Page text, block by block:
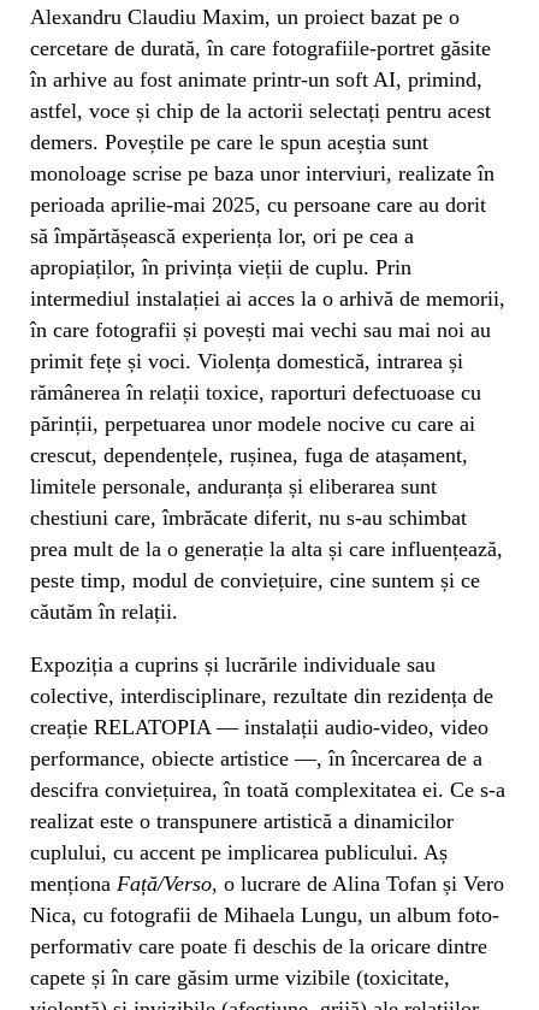
Alexandru Claudiu Maxim, un proiect bazat pe o
cercetare de durată, în care fotografiile-portret găsite
în arhive au fost animate printr-un soft AI, primind,
astfel, voce și chip de la actorii selectați pentru acest
demers. Poveștile pe care le spun aceștia sunt
monoloage scrise pe baza unor interviuri, realizate în
perioada aprilie-mai 2025, cu persoane care au dorit
să împărtășească experiența lor, ori pe cea a
apropiaților, în privința vieții de cuplu. Prin
intermediul instalației ai acces la o arhivă de memorii,
în care fotografii și povești mai vechi sau mai noi au
primit fețe și voci. Violența domestică, intrarea și
rămânerea în relații toxice, raporturi defectuoase cu
părinții, perpetuarea unor modele nocive cu care ai
crescut, dependențele, rușinea, fuga de atașament,
limitele personale, anduranța și eliberarea sunt
chestiuni care, îmbrăcate diferit, nu s-au schimbat
prea mult de la o generație la alta și care influențează,
peste timp, modul de conviețuire, cine suntem și ce
căutăm în relații.
Expoziția a cuprins și lucrările individuale sau
colective, interdisciplinare, rezultate din rezidența de
creație RELATOPIA — instalații audio-video, video
performance, obiecte artistice —, în încercarea de a
descifra conviețuirea, în toată complexitatea ei. Ce s-a
realizat este o transpunere artistică a dinamicilor
cuplului, cu accent pe implicarea publicului. Aș
menționa Față/Verso, o lucrare de Alina Tofan și Vero
Nica, cu fotografii de Mihaela Lungu, un album foto-
performativ care poate fi deschis de la oricare dintre
capete și în care găsim urme vizibile (toxicitate,